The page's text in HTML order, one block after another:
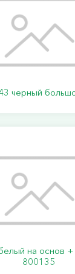
черный
на основ
800135